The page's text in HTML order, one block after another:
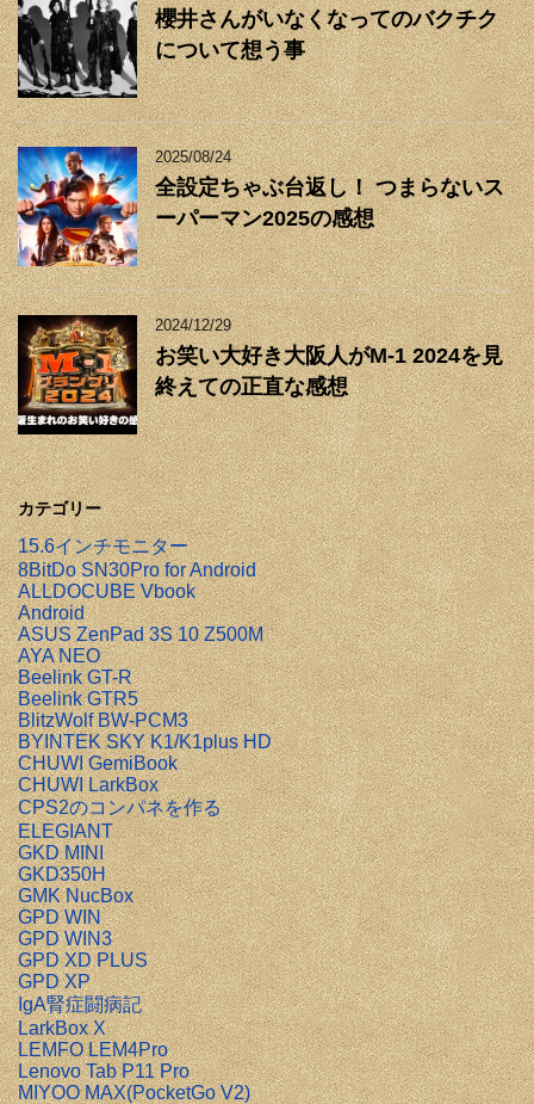
櫻井さんがいなくなってのバクチク
について想う事
2025/08/24
全設定ちゃぶ台返し！ つまらないス
ーパーマン2025の感想
2024/12/29
お笑い大好き大阪人がM-1 2024を見
終えての正直な感想
カテゴリー
15.6インチモニター
8BitDo SN30Pro for Android
ALLDOCUBE Vbook
Android
ASUS ZenPad 3S 10 Z500M
AYA NEO
Beelink GT-R
Beelink GTR5
BlitzWolf BW-PCM3
BYINTEK SKY K1/K1plus HD
CHUWI GemiBook
CHUWI LarkBox
CPS2のコンパネを作る
ELEGIANT
GKD MINI
GKD350H
GMK NucBox
GPD WIN
GPD WIN3
GPD XD PLUS
GPD XP
IgA腎症闘病記
LarkBox X
LEMFO LEM4Pro
Lenovo Tab P11 Pro
MIYOO MAX(PocketGo V2)